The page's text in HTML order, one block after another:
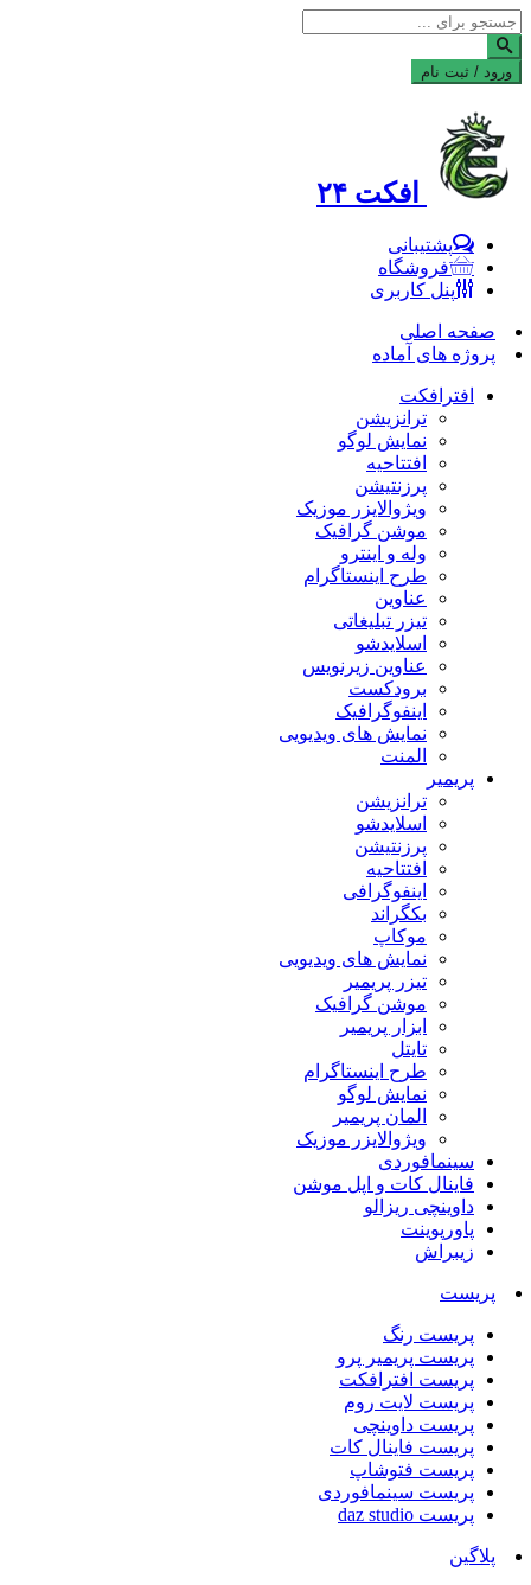
ورود / ثبت نام
افکت ۲۴
پشتیبانی
فروشگاه
پنل کاربری
صفحه اصلی
پروژه های آماده
افترافکت
ترانزیشن
نمایش لوگو
افتتاحیه
پرزنتیشن
ویژوالایزر موزیک
موشن گرافیک
وله و اینترو
طرح اینستاگرام
عناوین
تیزر تبلیغاتی
اسلایدشو
عناوین زیرنویس
برودکست
اینفوگرافیک
نمایش های ویدیویی
المنت
پریمیر
ترانزیشن
اسلایدشو
پرزنتیشن
افتتاحیه
اینفوگرافی
بکگراند
موکاپ
نمایش های ویدیویی
تیزر پریمیر
موشن گرافیک
ابزار پریمیر
تایتل
طرح اینستاگرام
نمایش لوگو
المان پریمیر
ویژوالایزر موزیک
سینمافوردی
فاینال کات و اپل موشن
داوینچی ریزالو
پاورپوینت
زیبراش
پریست
پریست رنگ
پریست پریمیر پرو
پریست افترافکت
پریست لایت روم
پریست داوینچی
پریست فاینال کات
پریست فتوشاپ
پریست سینمافوردی
پریست daz studio
پلاگین